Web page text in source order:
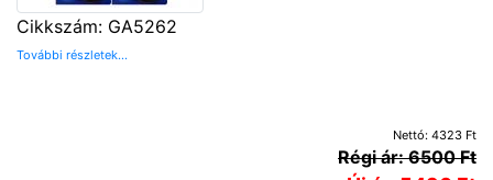
Cikkszám: GA5262
További részletek...
Nettó: 4323 Ft
Régi ár: 6500 Ft